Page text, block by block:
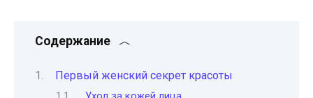
Содержание
Первый женский секрет красоты